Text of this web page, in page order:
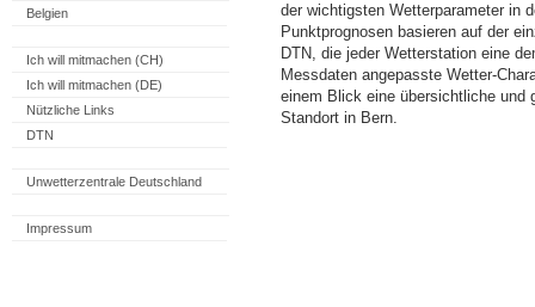
Belgien
Ich will mitmachen (CH)
Ich will mitmachen (DE)
Nützliche Links
DTN
Unwetterzentrale Deutschland
Impressum
der wichtigsten Wetterparameter in
Punktprognosen basieren auf der
DTN, die jeder Wetterstation eine
Messdaten angepasste Wetter-
einem Blick eine übersichtliche und
Standort in Bern.